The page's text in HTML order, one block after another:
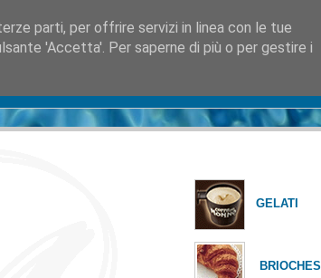
GELATI
BRIOCHES
parti, per offrire servizi in linea con le tue
'Accetta'. Per saperne di più o per gestire i